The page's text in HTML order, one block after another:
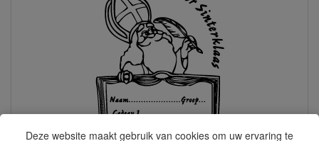
Deze website maakt gebruik van cookies om uw ervaring te